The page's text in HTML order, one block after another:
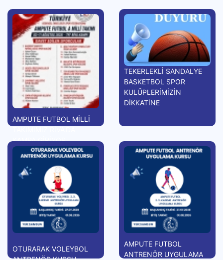
AMPUTE FUTBOL MİLLİ
KAMPA GİRİYOR
TEKERLEKLİ SANDALYE
BASKETBOL SPOR
KULÜPLERİMİZİN
DİKKATİNE
OTURARAK VOLEYBOL
AMPUTE FUTBOL
ANTRENÖR UYGULAMA